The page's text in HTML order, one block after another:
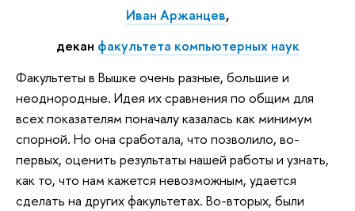
Иван Аржанцев,
декан факультета компьютерных наук
Факультеты в Вышке очень разные, большие и
неоднородные. Идея их сравнения по общим для
всех показателям поначалу казалась как минимум
спорной. Но она сработала, что позволило, во-
первых, оценить результаты нашей работы и узнать,
как то, что нам кажется невозможным, удается
сделать на других факультетах. Во-вторых, были